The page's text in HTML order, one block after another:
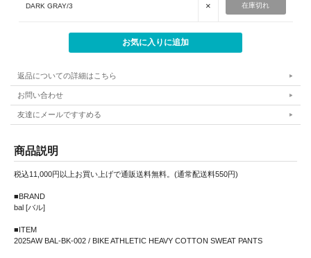
DARK GRAY/3 × 在庫切れ
返品についての詳細はこちら
お問い合わせ
友達にメールですすめる
商品説明
税込11,000円以上お買い上げで通販送料無料。(通常配送料550円)
■BRAND
bal [バル]
■ITEM
2025AW BAL-BK-002 / BIKE ATHLETIC HEAVY COTTON SWEAT PANTS